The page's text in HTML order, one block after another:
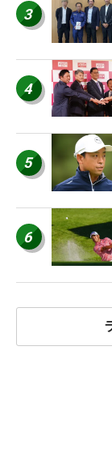
3
4
5
6